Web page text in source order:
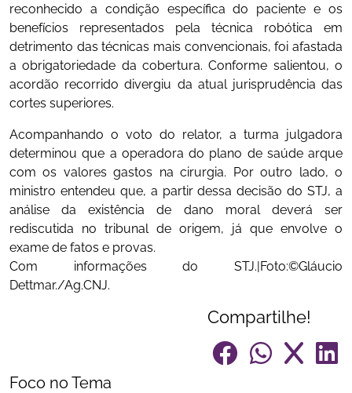
reconhecido a condição específica do paciente e os
benefícios representados pela técnica robótica em
detrimento das técnicas mais convencionais, foi afastada
a obrigatoriedade da cobertura. Conforme salientou, o
acordão recorrido divergiu da atual jurisprudência das
cortes superiores.
Acompanhando o voto do relator, a turma julgadora
determinou que a operadora do plano de saúde arque
com os valores gastos na cirurgia. Por outro lado, o
ministro entendeu que, a partir dessa decisão do STJ, a
análise da existência de dano moral deverá ser
rediscutida no tribunal de origem, já que envolve o
exame de fatos e provas.
Com informações do STJ.|Foto:©Gláucio
Dettmar./Ag.CNJ.
Compartilhe!
Foco no Tema